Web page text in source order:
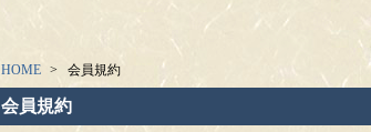
HOME 会員規約
会員規約